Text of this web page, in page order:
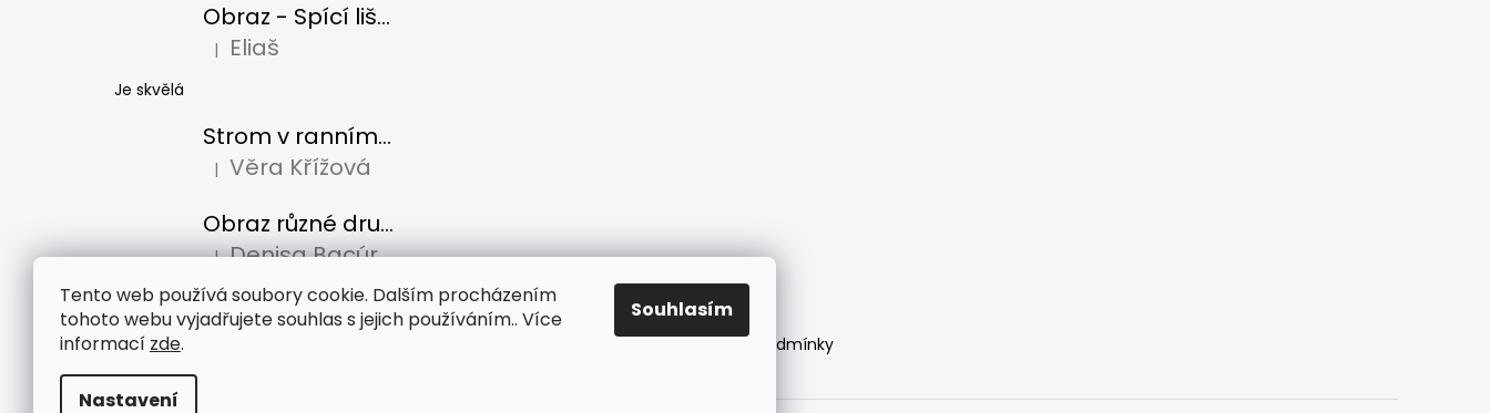
Tento web používá soubory cookie. Dalším procházením
tohoto webu vyjadřujete souhlas s jejich používáním.. Více
informací zde.
Nastavení
Souhlasím
Obraz - Spící liška
Hodnocení produktu je 5 z 5 hvězdiček.
| Eliaš
Je skvělá
Strom v ranním slunci
Hodnocení produktu je 5 z 5 hvězdiček.
| Věra Křížová
Obraz různé druhy káv
Hodnocení produktu je 5 z 5 hvězdiček.
| Denisa Bacúrová
Obchodní podmínky